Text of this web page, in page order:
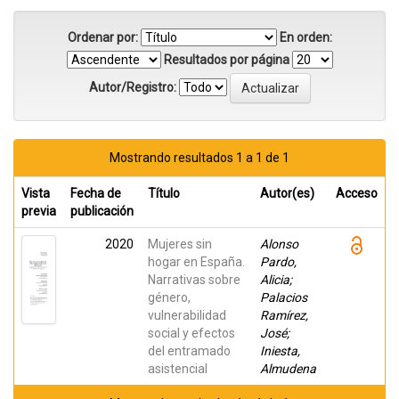
Ordenar por:
En orden:
Resultados por página
Autor/Registro:
Mostrando resultados 1 a 1 de 1
Vista
previa
Fecha de
publicación
Título Autor(es) Acceso
2020
Mujeres sin
hogar en España.
Narrativas sobre
género,
vulnerabilidad
social y efectos
del entramado
asistencial
Alonso
Pardo,
Alicia;
Palacios
Ramírez,
José;
Iniesta,
Almudena